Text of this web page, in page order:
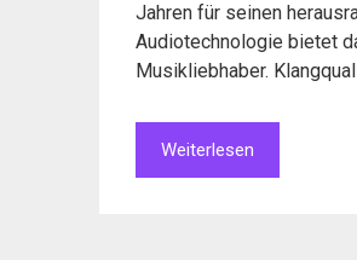
Jahren für seinen
Audiotechnologie bietet
Musikliebhaber.
Weiterlesen